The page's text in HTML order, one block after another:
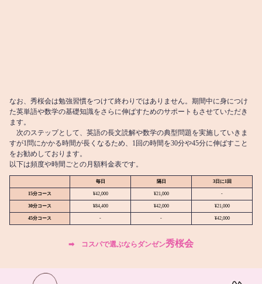
なお、秀桜会は勉強習慣をつけて終わりではありません。期間中に身につけ
た英単語や数学の基礎知識をさらに伸ばすためのサポートもさせていただき
ます。
次のステップとして、英語の長文読解や数学の典型問題を実施していきま
すが1問にかかる時間が長くなるため、1回の時間を30分や45分に伸ばすこと
をお勧めしております。
以下は頻度や時間ごとの月額料金表です。
毎日 隔日 3日に1回
15分コース ¥42,000 ¥21,000 -
30分コース ¥84,400 ¥42,000 ¥21,000
45分コース - - ¥42,000
➡︎ コスパで選ぶならダンゼン秀桜会